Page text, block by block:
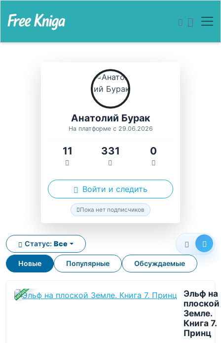
Анатолий Бурак
На платформе с 29.06.2026
11 331 0
Войти и следить
Пока нет подписчиков
Новые Популярные Обсуждаемые
Статус: Все
ЗАВЕРШЕНА
Эльф на
плоской
Земле.
Книга 7.
Принц